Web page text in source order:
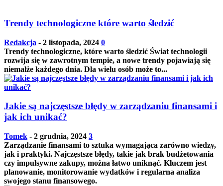
Trendy technologiczne które warto śledzić
Redakcja - 2 listopada, 2024 0
Trendy technologiczne, które warto śledzić Świat technologii
rozwija się w zawrotnym tempie, a nowe trendy pojawiają się
niemalże każdego dnia. Dla wielu osób może to...
Jakie są najczęstsze błędy w zarządzaniu finansami i
jak ich unikać?
Tomek - 2 grudnia, 2024 3
Zarządzanie finansami to sztuka wymagająca zarówno wiedzy,
jak i praktyki. Najczęstsze błędy, takie jak brak budżetowania
czy impulsywne zakupy, można łatwo uniknąć. Kluczem jest
planowanie, monitorowanie wydatków i regularna analiza
swojego stanu finansowego.